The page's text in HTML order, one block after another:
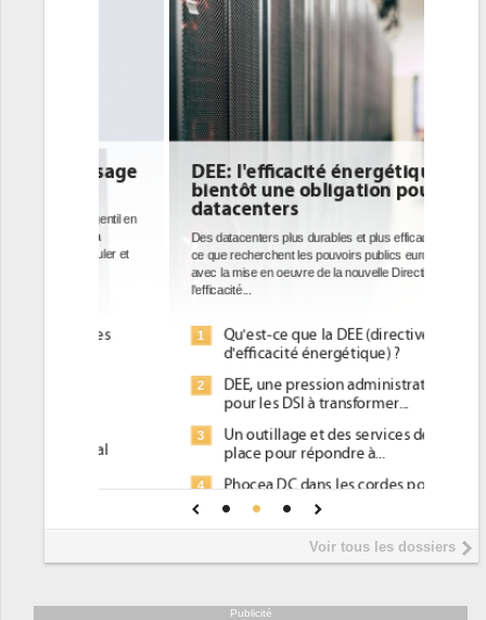
DEE: l'efficacité énergétique
bientôt une obligation pour les
datacenters
Des datacenters plus durables et plus efficaces, c'est
ce que recherchent les pouvoirs publics européens
avec la mise en oeuvre de la nouvelle Directive sur
Qu'est-ce que la DEE (directive
d'efficacité énergétique) ?
DEE, une pression administrative
pour les DSI à transformer...
Un outillage et des services déjà en
place pour répondre à...
Phocea DC dans les cordes pour la
Interview de Fabrice Coquio,
président de Digital Realty...
soutient les...
Voir tous les dossiers
Publicité